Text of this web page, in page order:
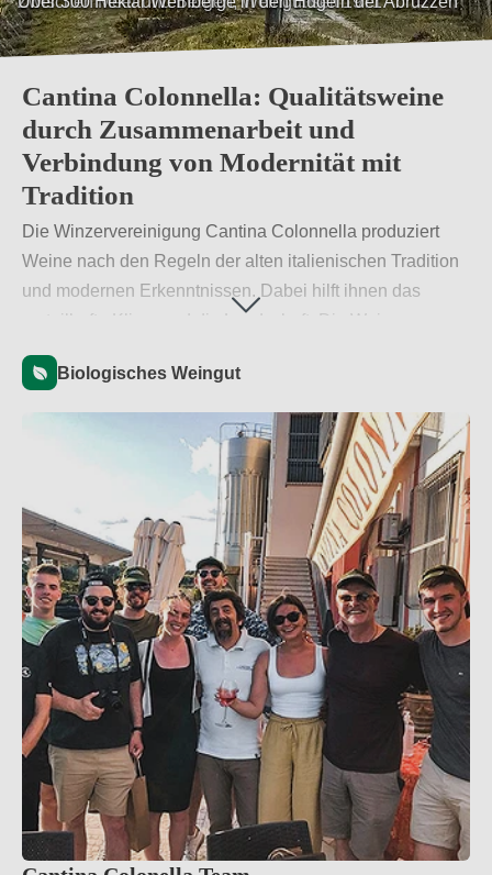
Cantina Colonnella: Qualitätsweine
durch Zusammenarbeit und
Verbindung von Modernität mit
Tradition
Die Winzervereinigung Cantina Colonnella produziert
Weine nach den Regeln der alten italienischen Tradition
und modernen Erkenntnissen. Dabei hilft ihnen das
vorteilhafte Klima und die Landschaft. Die Weine
produzieren rund 35.000 Hektoliter Qualitätsweine.
Weiterlesen→
Biologisches Weingut